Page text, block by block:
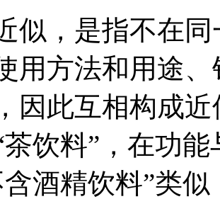
似，是指不在
用方法和用途
因此互相构成
茶饮料”，在功
含酒精饮料”类